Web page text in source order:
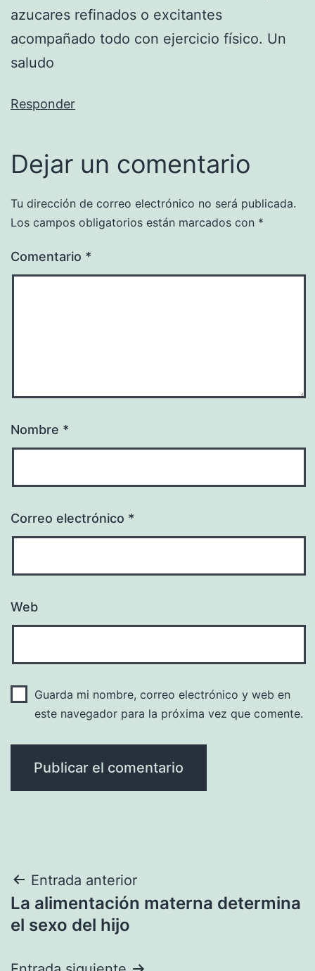
azucares refinados o excitantes
acompañado todo con ejercicio físico. Un
saludo
Responder
Dejar un comentario
Tu dirección de correo electrónico no será publicada.
Los campos obligatorios están marcados con *
Comentario *
Nombre *
Correo electrónico *
Web
Guarda mi nombre, correo electrónico y web en
este navegador para la próxima vez que comente.
Navegación
de
Entrada anterior
La alimentación materna determina
el sexo del hijo